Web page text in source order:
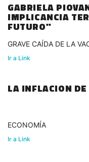
GABRIELA
IMPLICANCIA
FUTURO"
GRAVE CAÍDA DE LA
Ir a Link
LA INFLACION
ECONOMÍA
Ir a Link